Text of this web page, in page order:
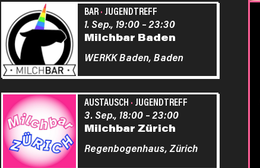
BAR· JUGENDTREFF
Milchbar Baden
1. Sep., 19:00 –23:30
WERKK Baden,Baden
AUSTAUSCH · JUGENDTREFF
Milchbar Zürich
3. Sep., 18:00 –23:00
Regenbogenhaus,Zürich